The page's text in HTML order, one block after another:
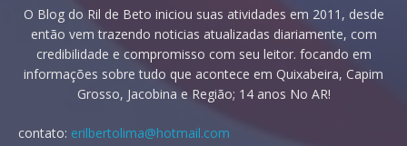
O Blog do Ril de Beto iniciou suas atividades em 2011, desde
então vem trazendo noticias atualizadas diariamente, com
credibilidade e compromisso com seu leitor. focando em
informações sobre tudo que acontece em Quixabeira, Capim
Grosso, Jacobina e Região; 14 anos No AR!
contato: erilbertolima@hotmail.com